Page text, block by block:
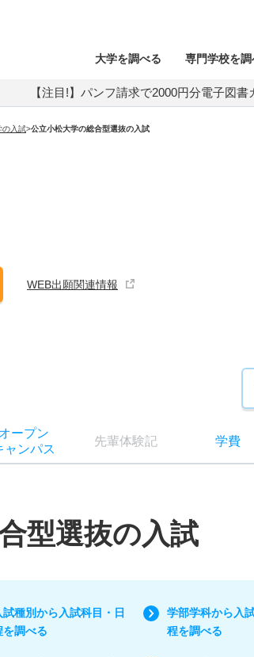
大学を調べる 専門学校を調
【注目!】パンフ請求で2000円分電子図書
の入試>公立小松大学の総合型選抜の入試
WEB出願関連情報
ープン
ャンパス
先輩体験記 学費
型選抜の入試
試種別から入試科目・日
を調べる
学部学科から入
程を調べる